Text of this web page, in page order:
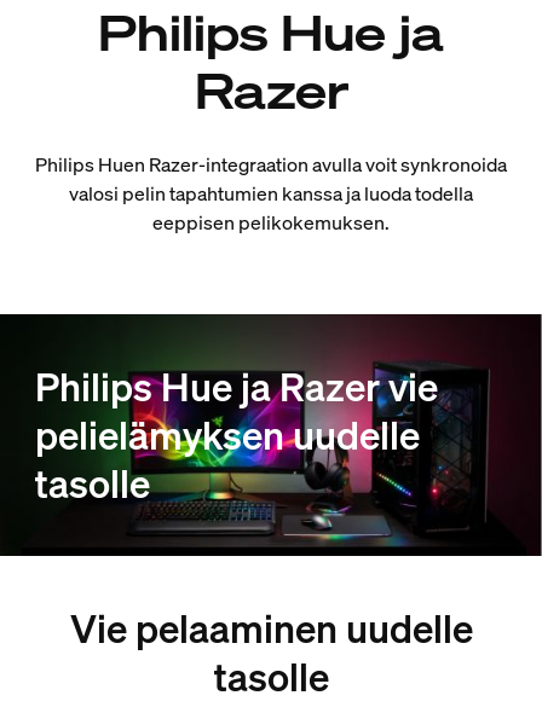
Philips Hue ja
Razer
Philips Huen Razer-integraation avulla voit synkronoida
valosi pelin tapahtumien kanssa ja luoda todella
eeppisen pelikokemuksen.
Philips Hue ja Razer vie
pelielämyksen uudelle
tasolle
Vie pelaaminen uudelle
tasolle